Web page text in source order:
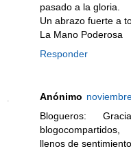
pasado a la gloria.
Un abrazo fuerte a
La Mano Poderosa
Responder
Anónimo
Blogueros:
blogocompartidos,
llenos de